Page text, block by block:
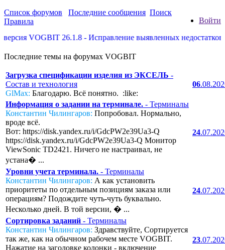
Войти
Список форумов Последние сообщения Поиск
Правила
VOGBIT 26.1.8 - Исправление выявленных недостатков,
Последние темы на форумах VOGBIT
Загрузка спецификации изделия из ЭКСЕЛЬ -
Состав и технология
GlMax: Благодарю. Всё понятно. :like:
06
Информация о задании на терминале. - Терминалы
Константин Чилингаров: Попробовал. Нормально,
вроде всё.
Вот: https://disk.yandex.ru/i/GdcPW2e39Ua3-Q
https://disk.yandex.ru/i/GdcPW2e39Ua3-Q Монитор
ViewSonic TD2421. Ничего не настраивал, не
устана� ...
24
Уровни учета терминала. - Терминалы
Константин Чилингаров: А как установить
приоритеты по отдельным позициям заказа или
операциям? Подождите чуть-чуть буквально.
Несколько дней. В той версии, � ...
24
Сортировка заданий - Терминалы
Константин Чилингаров: Здравствуйте, Сортируется
так же, как на обычном рабочем месте VOGBIT.
Нажатие на заголовке колонки - включение
23